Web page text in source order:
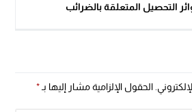
التحصيل المتعلقة بالضرائب
الحقول الإلزامية مشار إليها بـ*